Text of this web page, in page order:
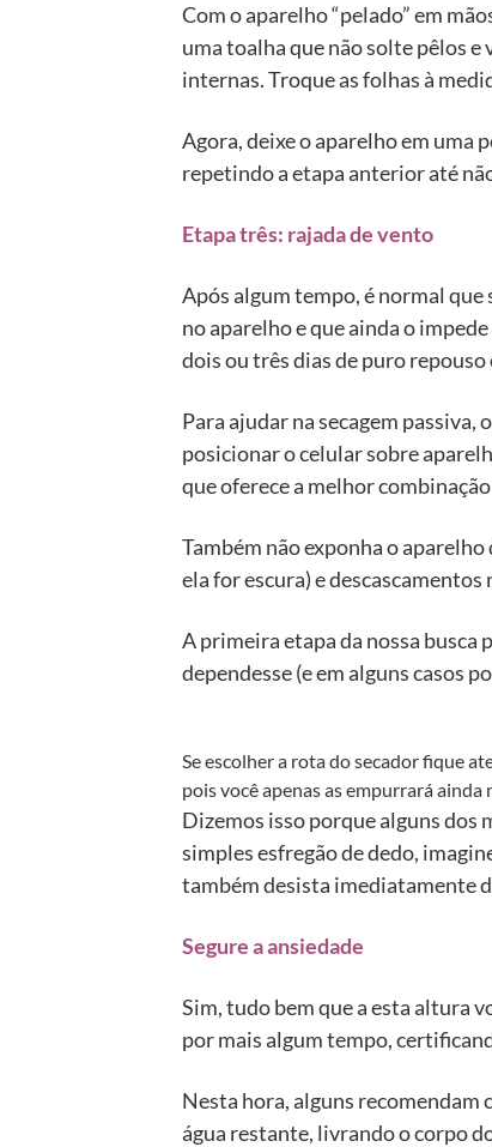
Com o aparelho “pelado” em
uma toalha que não solte pêlos e
internas. Troque as folhas à
Agora, deixe o aparelho em uma
repetindo a etapa anterior até
Etapa três: rajada de vento
Após algum tempo, é normal que
no aparelho e que ainda o
dois ou três dias de puro
Para ajudar na secagem
posicionar o celular sobre
que oferece a melhor
Também não exponha o
ela for escura) e
A primeira etapa da nossa busca
dependesse (e em alguns casos
Se escolher a rota do secador fique
pois você apenas as empurrará
Dizemos isso porque alguns dos
simples esfregão de dedo,
também desista imediatamente
Segure a ansiedade
Sim, tudo bem que a esta altura
por mais algum tempo,
Nesta hora, alguns recomendam
água restante, livrando o corpo